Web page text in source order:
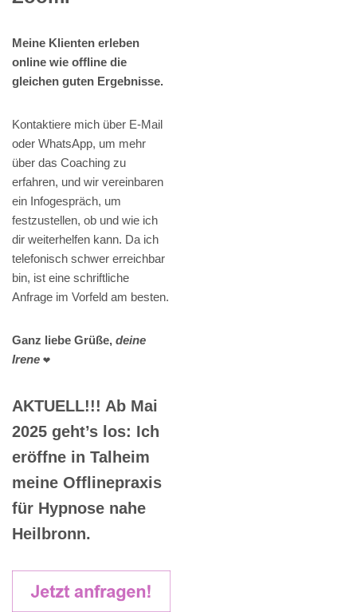
Meine Klienten erleben
online wie offline die
gleichen guten Ergebnisse.
Kontaktiere mich über E-Mail
oder WhatsApp, um mehr
über das Coaching zu
erfahren, und wir vereinbaren
ein Infogespräch, um
festzustellen, ob und wie ich
dir weiterhelfen kann. Da ich
telefonisch schwer erreichbar
bin, ist eine schriftliche
Anfrage im Vorfeld am besten.
Ganz liebe Grüße, deine
Irene ❤️
AKTUELL!!! Ab Mai
2025 geht’s los: Ich
eröffne in Talheim
meine Offlinepraxis
für Hypnose nahe
Heilbronn.